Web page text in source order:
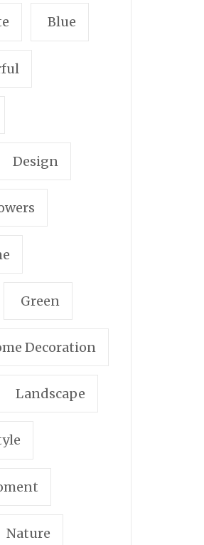
Blue
Design
Green
Decoration
Landscape
Nature